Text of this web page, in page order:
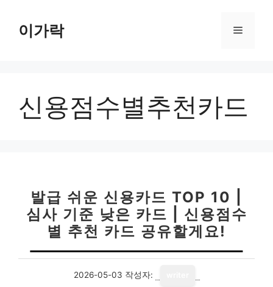
이가락 메
신용점수별추천카드
발급 쉬운 신용카드 TOP 10 |
심사 기준 낮은 카드 | 신용점수
별 추천 카드 공유할게요!
2026-05-03 작성자: